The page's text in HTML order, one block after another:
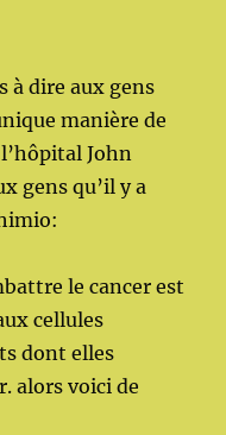
à dire aux gens
manière de
John
gens qu’il y a
le cancer est
cellules
dont elles
alors voici de